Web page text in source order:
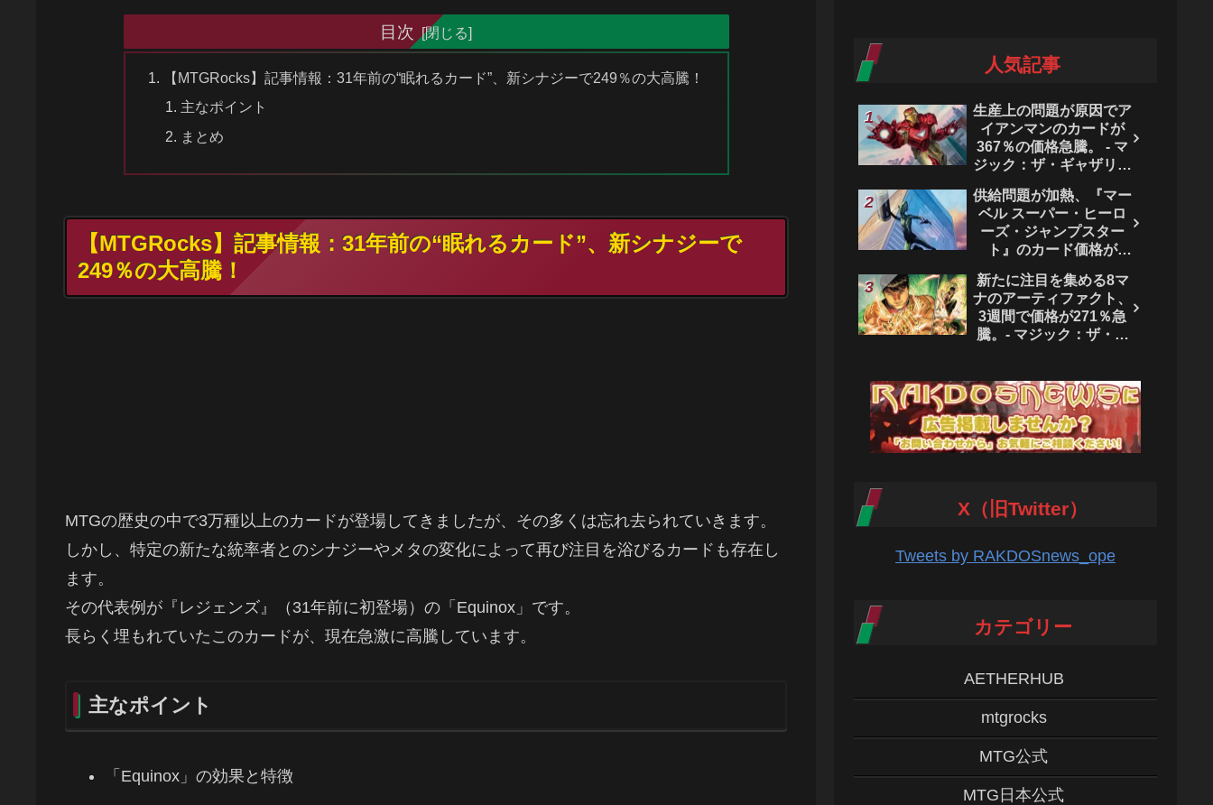
目次
【MTGRocks】記事情報：31年前の“眠れるカード”、新シナジーで249％の大高騰！
主なポイント
まとめ
【MTGRocks】記事情報：31年前の“眠れるカード”、新シナジーで
249％の大高騰！
MTGの歴史の中で3万種以上のカードが登場してきましたが、その多くは忘れ去られていきます。
しかし、特定の新たな統率者とのシナジーやメタの変化によって再び注目を浴びるカードも存在し
ます。
その代表例が『レジェンズ』（31年前に初登場）の「Equinox」です。
長らく埋もれていたこのカードが、現在急激に高騰しています。
主なポイント
「Equinox」の効果と特徴
人気記事
生産上の問題が原因でア
イアンマンのカードが
367％の価格急騰。 - マ
ジック：ザ・ギャザリン
供給問題が加熱、『マー
ベル スーパー・ヒーロ
ーズ・ジャンプスター
ト』のカード価格が
ク：ザ・ギャザリング
新たに注目を集める8マ
ナのアーティファクト、
3週間で価格が271％急
騰。- マジック：ザ・ギ
X（旧Twitter）
Tweets by RAKDOSnews_ope
カテゴリー
AETHERHUB
mtgrocks
MTG公式
MTG日本公式